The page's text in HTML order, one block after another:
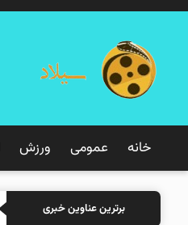
خانه عمومی ورزش
برترین عناوین خبری